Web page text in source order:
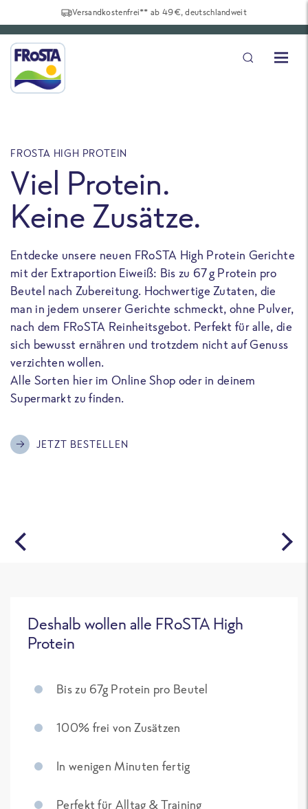
Versandkostenfrei** ab 49€, deutschlandweit
FROSTA HIGH PROTEIN
Viel Protein.
Keine Zusätze.
Entdecke unsere neuen FRoSTA High Protein Gerichte
mit der Extraportion Eiweiß: Bis zu 67 g Protein pro
Beutel nach Zubereitung. Hochwertige Zutaten, die
man in jedem unserer Gerichte schmeckt, ohne Pulver,
nach dem FRoSTA Reinheitsgebot. Perfekt für alle, die
sich bewusst ernähren und trotzdem nicht auf Genuss
verzichten wollen.
Alle Sorten hier im Online Shop oder in deinem
Supermarkt zu finden.
JETZT BESTELLEN
Deshalb wollen alle FRoSTA High
Protein
Bis zu 67g Protein pro Beutel
100% frei von Zusätzen
In wenigen Minuten fertig
Perfekt für Alltag & Training